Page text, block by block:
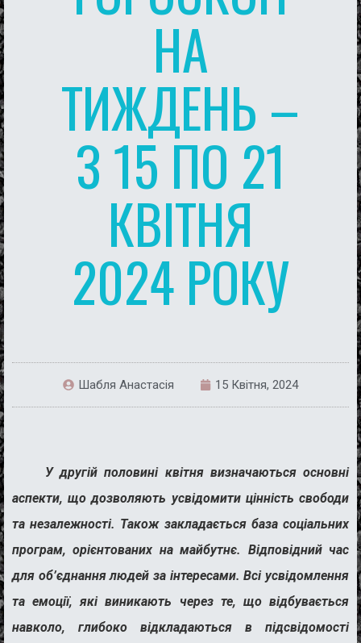
НА
ТИЖДЕНЬ –
З 15 ПО 21
КВІТНЯ
2024 РОКУ
Шабля Анастасія 15 Квітня, 2024
У другій половині квітня визначаються основні
аспекти, що дозволяють усвідомити цінність свободи
та незалежності. Також закладається база соціальних
програм, орієнтованих на майбутнє. Відповідний час
для об’єднання людей за інтересами. Всі усвідомлення
та емоції, які виникають через те, що відбувається
навколо, глибоко відкладаються в підсвідомості